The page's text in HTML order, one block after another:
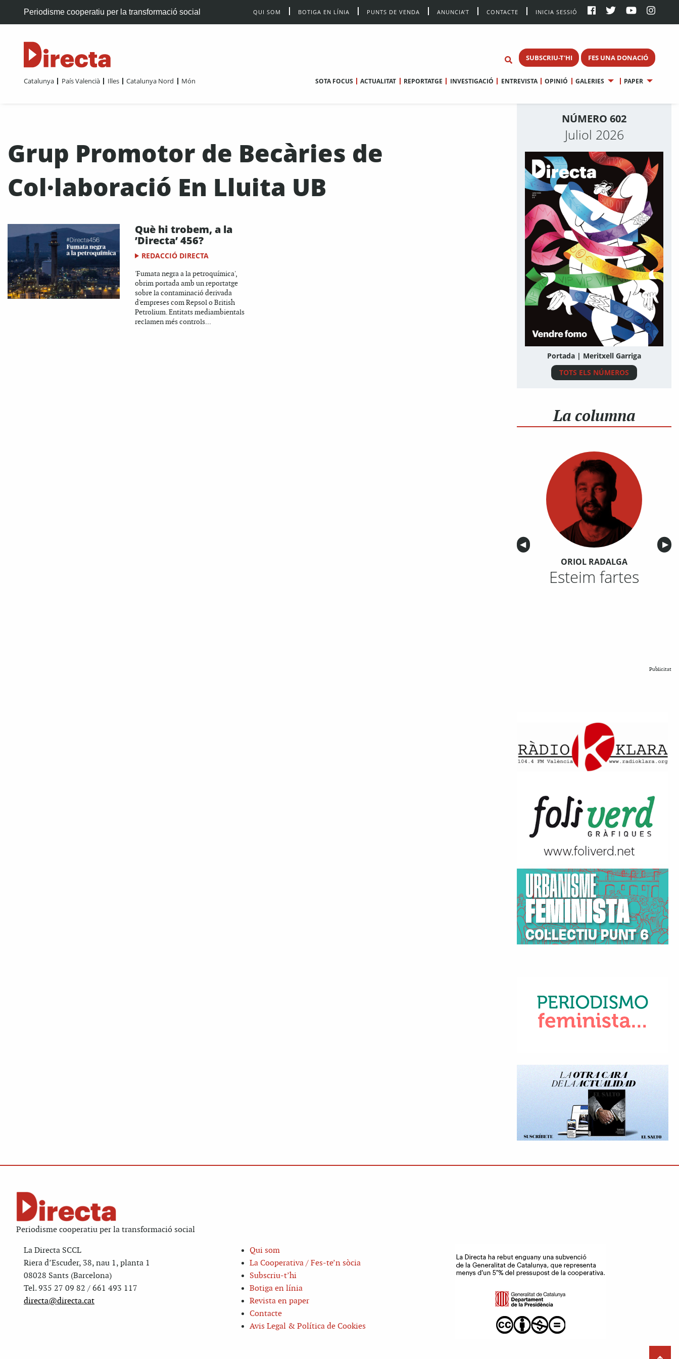
Periodisme cooperatiu per la transformació social QUI SOM BOTIGA EN LÍNIA PUNTS DE VENDA ANUNCIA’T CONTACTE INICIA SESSIÓ
SUBSCRIU-T'HI FES UNA DONACIÓ
Catalunya País Valencià Illes Catalunya Nord Món SOTA FOCUS ACTUALITAT REPORTATGE INVESTIGACIÓ ENTREVISTA OPINIÓ GALERIES PAPER
Grup Promotor de Becàries de
Col·laboració En Lluita UB
Què hi trobem, a la
’Directa’ 456?
REDACCIÓ DIRECTA
'Fumata negra a la petroquímica',
obrim portada amb un reportatge
sobre la contaminació derivada
d'empreses com Repsol o British
Petrolium. Entitats mediambientals
reclamen més controls...
NÚMERO 602
Juliol 2026
Portada | Meritxell Garriga
TOTS ELS NÚMEROS
La columna
Anterior
◀︎ ▶︎
ORIOL RADALGA
Esteim fartes
Publicitat
Periodisme cooperatiu per la transformació social
La Directa SCCL
Riera d’Escuder, 38, nau 1, planta 1
08028 Sants (Barcelona)
Tel. 935 27 09 82 / 661 493 117
directa@directa.cat
Qui som
La Cooperativa / Fes-te’n sòcia
Subscriu-t’hi
Botiga en línia
Revista en paper
Contacte
Avis Legal & Política de Cookies